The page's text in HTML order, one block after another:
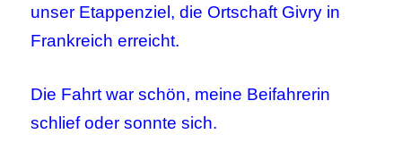
unser Etappenziel, die Ortschaft Givry in
Frankreich erreicht.
Die Fahrt war schön, meine Beifahrerin
schlief oder sonnte sich.